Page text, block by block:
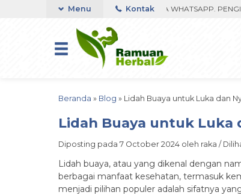
350RIBU FAST RESPON ORDER VIA WHATSAPP.
Menu Kontak
Beranda » Blog » Lidah Buaya untuk Luka dan
Lidah Buaya untuk Luka
Diposting pada 7 October 2024 oleh raka /
Lidah buaya, atau yang dikenal dengan
berbagai manfaat kesehatan, termasuk
menjadi pilihan populer adalah sifatnya